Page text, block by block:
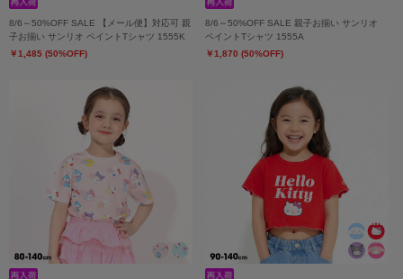
8/6～50%OFF SALE 【メール便】対応可 親
子お揃い サンリオ ペイントTシャツ 1555K
￥1,485 (50%OFF)
8/6～50%OFF SALE 親子お揃い サンリオ
ペイントTシャツ 1555A
￥1,870 (50%OFF)